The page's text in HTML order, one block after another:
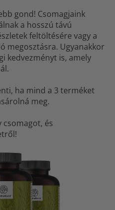
gond! Csomagjaink
a hosszú távú
feltöltésére vagy a
megosztásra. Ugyanakkor
kedvezményt is, amely
ha mind a 3 terméket
meg.
csomagot, és